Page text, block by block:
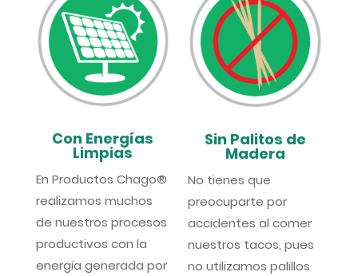
Con Energías
Limpias
En Productos Chago®
realizamos muchos
de nuestros procesos
productivos con la
energía generada por
Sin Palitos de
Madera
No tienes que
preocuparte por
accidentes al comer
nuestros tacos, pues
no utilizamos palillos